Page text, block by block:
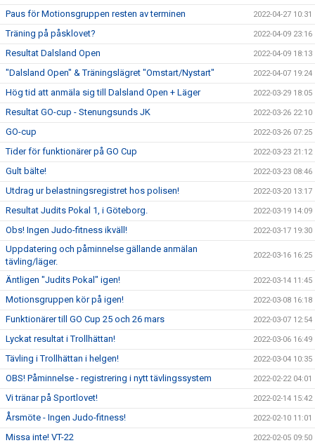
Paus för Motionsgruppen resten av terminen 2022-04-27 10:31
Träning på påsklovet? 2022-04-09 23:16
Resultat Dalsland Open 2022-04-09 18:13
"Dalsland Open" & Träningslägret "Omstart/Nystart" 2022-04-07 19:24
Hög tid att anmäla sig till Dalsland Open + Läger 2022-03-29 18:05
Resultat GO-cup - Stenungsunds JK 2022-03-26 22:10
GO-cup 2022-03-26 07:25
Tider för funktionärer på GO Cup 2022-03-23 21:12
Gult bälte! 2022-03-23 08:46
Utdrag ur belastningsregistret hos polisen! 2022-03-20 13:17
Resultat Judits Pokal 1, i Göteborg. 2022-03-19 14:09
Obs! Ingen Judo-fitness ikväll! 2022-03-17 19:30
Uppdatering och påminnelse gällande anmälan
tävling/läger.
2022-03-16 16:25
Äntligen "Judits Pokal" igen! 2022-03-14 11:45
Motionsgruppen kör på igen! 2022-03-08 16:18
Funktionärer till GO Cup 25 och 26 mars 2022-03-07 12:54
Lyckat resultat i Trollhättan! 2022-03-06 16:49
Tävling i Trollhättan i helgen! 2022-03-04 10:35
OBS! Påminnelse - registrering i nytt tävlingssystem 2022-02-22 04:01
Vi tränar på Sportlovet! 2022-02-14 15:42
Årsmöte - Ingen Judo-fitness! 2022-02-10 11:01
Missa inte! VT-22 2022-02-05 09:50